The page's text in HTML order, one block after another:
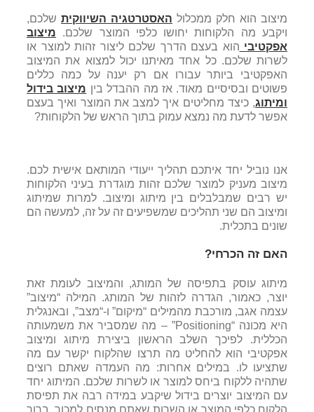
מיצוב הוא חלק ממכלול האסטרטגיה השיווקית שלכם,
ויקבע מה הלקוחות יחושו כלפי המוצר שלכם. מיצוב
אפקטיבי הוא בעצם הדרך שלכם ליצור זהות למוצר או
לשרות שלכם. כל אחד מאיתנו יכול למצוא את המיצוב
האפקטיבי ביותר עבורו אם רק יענה על כמה כללים
פשוטים ובסיסיים מאוד. אז מה ההבדל בין מיצוב בידול
ומיתוג, כיצד מחליטים איך למצב את המוצר ואיך בעצם
אפשר לדעת מה נמצא עמוק בתוך הראש של הלקוחות?
אנו נוביל יחד איתכם תהליך ייעודי המותאם אישית לכם.
מיצוב מעניק למוצר שלכם זהות מוגדרת בעיני הלקוחות
יש רבים שמבלבלים בין מיתוג ומיצוב. למרות שמיתוג
ומיצוב הם שני תהליכים שמשפיעים זה על זה, למעשה הם
שונים בתכלית.
האם זה הכרחי?
מיתוג עוסק בתפיסה של המותג, והמיצוב לעומת זאת
יוצר, כאמור, הגדרה לזהות של המותג. המילה “מיצוב”
עצמה אגב, מורכבת מהמילים “מיקום” ו-“מצב”, ובאנגלית
היא מכונה “Positioning” – מה שמסביר את משמעותה
הכללית. לפיכך השלב הראשון ביצירת מיתוג ומיצוב
אפקטיבי הוא להחליט מה תרצו שהלקוח יקשר עם מה
שתציעו לו. במילים אחרות: מה העמדה שאתם רוצים
שתהיה ללקוח ביחס למוצר או לשרות שלכם. המיתוג יחד
עם המיצוב יוצרים בידול שיקבע במידה רבה את תפיסת
הלקוח כלפי המוצר או השרות שאתם מנסים למכור. ברור